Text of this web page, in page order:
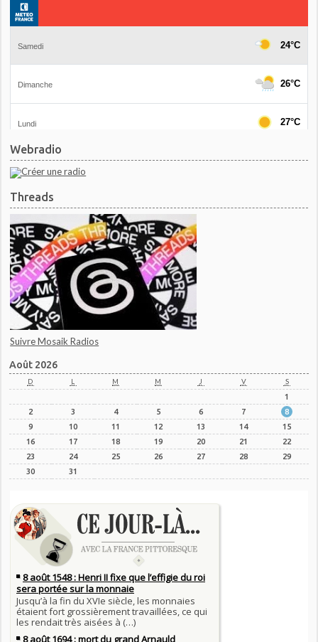
Webradio
Threads
Suivre Mosaik Radios
Août 2026
D L M M J V S
1
2
3 4 5 6 7
8
9
10 11 12 13 14
15
16
17 18 19 20 21
22
23
24 25 26 27 28
29
30
31